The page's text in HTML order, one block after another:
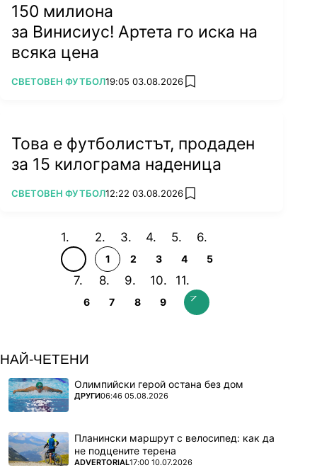
150 милиона
за Винисиус! Артета го иска на
всяка цена
ПОВЕЧЕ ОТ
СВЕТОВЕН ФУТБОЛ19:05 03.08.2026 add favorites
Това е футболистът, продаден
за 15 килограма наденица
ПОВЕЧЕ ОТ
СВЕТОВЕН ФУТБОЛ12:22 03.08.2026 add favorites
1 2 3 4 5
6 7 8 9
НАЙ-ЧЕТЕНИ
Олимпийски герой остана без дом
ПОВЕЧЕ ОТ
ДРУГИ06:46 05.08.2026
Планински маршрут с велосипед: как да
не подцените терена
ПОВЕЧЕ ОТ
ADVERTORIAL17:00 10.07.2026